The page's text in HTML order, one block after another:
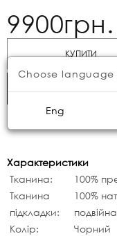
9900грн.
КУПИТИ
Характеристики
Тканина:
100%
Тканина
підкладки:
100%
Колір:
Чорний
Choose language
Eng